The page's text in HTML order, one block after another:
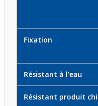
Fixation
Résistant à l'eau
Résistant produit